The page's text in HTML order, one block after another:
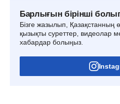
Барлығын бірінші
Бізге жазылып, Қазақстанның
қызықты суреттер, видеолар
хабардар болыңыз.